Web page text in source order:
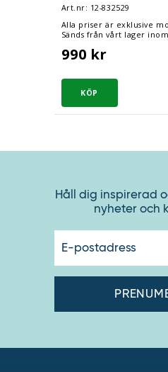
Art.nr: 12-832529
Alla priser är exklusive
Sänds från vårt lager
990 kr
Håll dig inspirerad
nyheter och